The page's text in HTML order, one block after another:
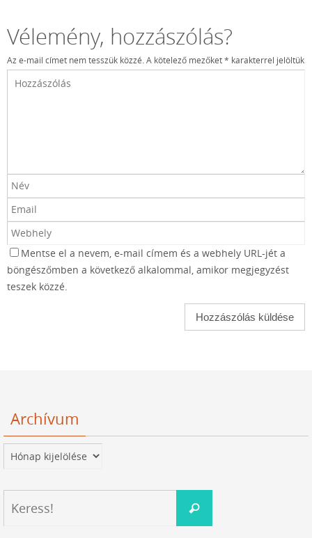
Vélemény, hozzászólás?
Az e-mail címet nem tesszük közzé.A kötelező mezőket* karakterrel jelöltük
Mentse el a nevem, e-mail címem és a webhely URL-jét a
böngészőmben a következő alkalommal, amikor megjegyzést
teszek közzé.
Archívum
Archívum
Keress!